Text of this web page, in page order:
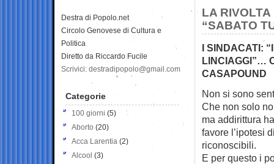
LA
“SABATO
I SINDACATI:
LINCIAGGI”…
CASAPOUND
Non si sono
Che non solo
ma addirittura
favore l’ipotesi
riconoscibili.
E per questo i
Destra di Popolo.net
Circolo Genovese di Cultura e
Politica
Diretto da Riccardo Fucile
Scrivici: destradipopolo@gmail.com
Categorie
100 giorni (5)
Aborto (20)
Acca Larentia (2)
Alcool (3)